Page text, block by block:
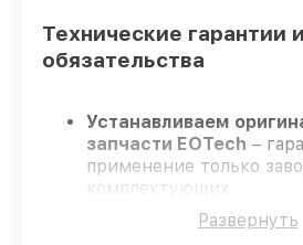
Технические гарантии
обязательства
Устанавливаем
запчасти EOTech –
применение только
комплектующих.
Квалифицированные
проходят постоянное
Развернуть